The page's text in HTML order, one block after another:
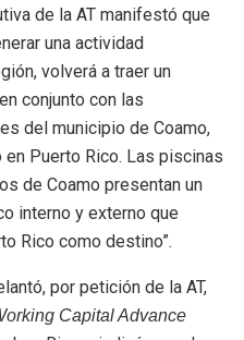
de la AT manifestó que
una actividad
volverá a traer un
conjunto con las
del municipio de Coamo,
Puerto Rico. Las piscinas
de Coamo presentan un
interno y externo que
Rico como destino”.
por petición de la AT,
Capital Advance